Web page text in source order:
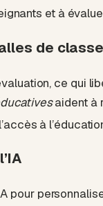
et à
de
ce qui
aident à
à
pour